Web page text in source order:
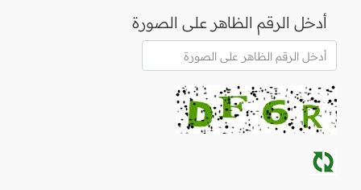
أدخل الرقم الظاهر على الصورة